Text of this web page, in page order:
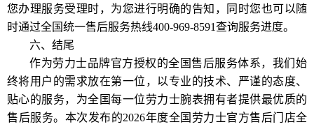
您办理服务受理时，为您进行明确的告知，同时您也可以随
时通过全国统一售后服务热线400-969-8591查询服务进度。
六、结尾
作为劳力士品牌官方授权的全国售后服务体系，我们始
终将用户的需求放在第一位，以专业的技术、严谨的态度、
贴心的服务，为全国每一位劳力士腕表拥有者提供最优质的
售后服务。本次发布的2026年度全国劳力士官方售后门店全